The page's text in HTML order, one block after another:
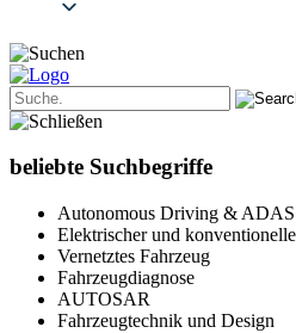
beliebte Suchbegriffe
Autonomous Driving & ADAS
Elektrischer und
Vernetztes Fahrzeug
Fahrzeugdiagnose
AUTOSAR
Fahrzeugtechnik und Design